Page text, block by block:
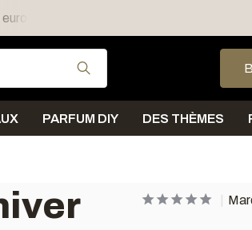
PL, CZ, RO
Utilisez les flèches haut
PARFUM DIY DES THÈMES